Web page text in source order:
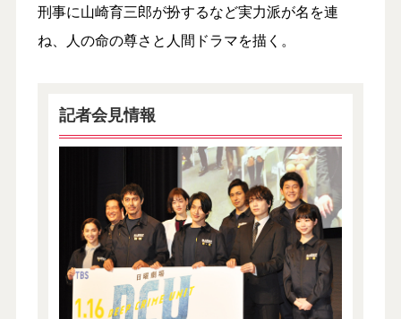
刑事に山崎育三郎が扮するなど実力派が名を連
ね、人の命の尊さと人間ドラマを描く。
記者会見情報